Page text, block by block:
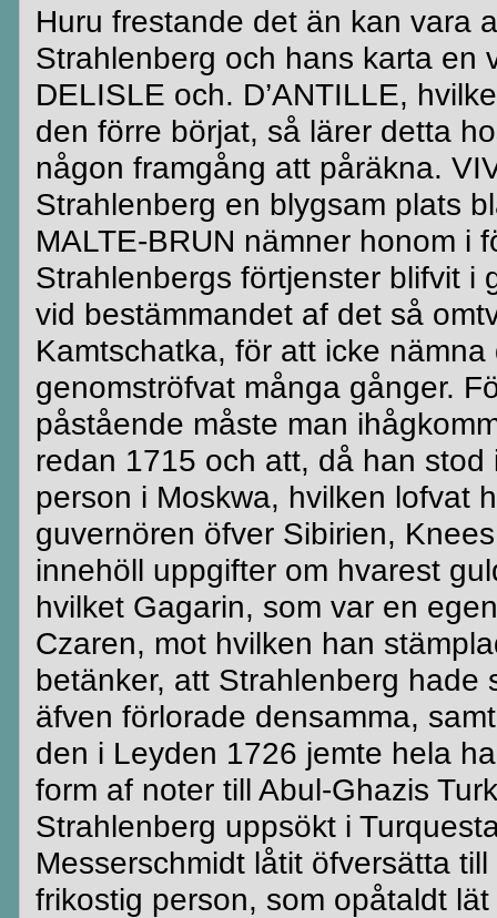
Huru frestande det än kan vara
Strahlenberg och hans karta en
DELISLE och. D’ANTILLE,
den förre börjat, så lärerdetta
någon framgång att påräkna.
Strahlenberg en blygsam plats
MALTE-BRUN nämner honom i
Strahlenbergs förtjenster blifviti
vid bestämmandet af det så
Kamtschatka, för att icke
genomströfvatmånga gånger.
påstående måste man
redan 1715 och att, då han
person i Moskwa, hvilken lofvat
guvernören öfver Sibirien, Knees
innehöll uppgifter om hvarest
hvilket Gagarin, som var en
Czaren, mot hvilken han
betänker, att Strahlenberg hade
äfven förlorade densamma,
den i Leyden 1726 jemte hela
form af noter till Abul-Ghazis
Strahlenberg uppsökt i
Messerschmidtlåtit öfversättatill
frikostig person, som opåtaldtlät